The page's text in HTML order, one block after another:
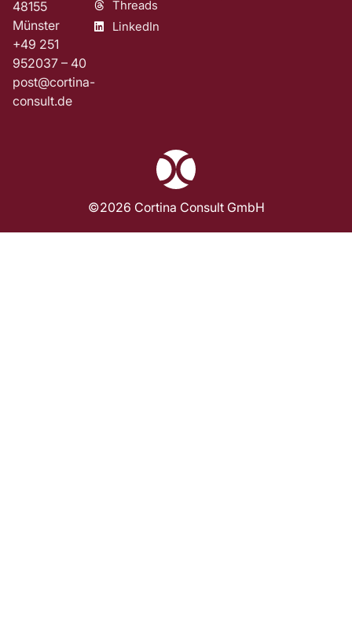
48155
Münster
+49 251
952037 – 40
post@cortina-
consult.de
Threads
LinkedIn
©2026 Cortina Consult GmbH